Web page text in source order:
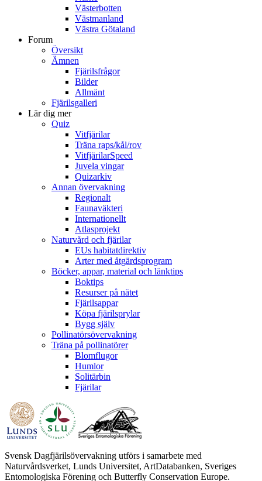
Västerbotten
Västmanland
Västra Götaland
Forum
Översikt
Ämnen
Fjärilsfrågor
Bilder
Allmänt
Fjärilsgalleri
Lär dig mer
Quiz
Vitfjärilar
Träna raps/kål/rov
VitfjärilarSpeed
Juvela vingar
Quizarkiv
Annan övervakning
Regionalt
Faunaväkteri
Internationellt
Atlasprojekt
Naturvård och fjärilar
EUs habitatdirektiv
Arter med åtgärdsprogram
Böcker, appar, material och länktips
Boktips
Resurser på nätet
Fjärilsappar
Köpa fjärilsprylar
Bygg själv
Pollinatörsövervakning
Träna på pollinatörer
Blomflugor
Humlor
Solitärbin
Fjärilar
Svensk Dagfjärilsövervakning utförs i samarbete med
Naturvårdsverket, Lunds Universitet, ArtDatabanken, Sveriges
Entomologiska Förening och Butterfly Conservation Europe.